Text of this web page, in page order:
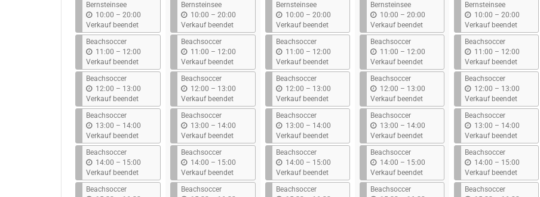
Bernsteinsee
10:00 – b
i
s
20:00
Verkauf beendet
Beachsoccer
11:00 – b
i
s
12:00
Verkauf beendet
Beachsoccer
12:00 – b
i
s
13:00
Verkauf beendet
Beachsoccer
13:00 – b
i
s
14:00
Verkauf beendet
Beachsoccer
14:00 – b
i
s
15:00
Verkauf beendet
Beachsoccer
Bernsteinsee
10:00 – b
i
s
20:00
Verkauf beendet
Beachsoccer
11:00 – b
i
s
12:00
Verkauf beendet
Beachsoccer
12:00 – b
i
s
13:00
Verkauf beendet
Beachsoccer
13:00 – b
i
s
14:00
Verkauf beendet
Beachsoccer
14:00 – b
i
s
15:00
Verkauf beendet
Beachsoccer
Bernsteinsee
10:00 – b
i
s
20:00
Verkauf beendet
Beachsoccer
11:00 – b
i
s
12:00
Verkauf beendet
Beachsoccer
12:00 – b
i
s
13:00
Verkauf beendet
Beachsoccer
13:00 – b
i
s
14:00
Verkauf beendet
Beachsoccer
14:00 – b
i
s
15:00
Verkauf beendet
Beachsoccer
Bernsteinsee
10:00 – b
i
s
20:00
Verkauf beendet
Beachsoccer
11:00 – b
i
s
12:00
Verkauf beendet
Beachsoccer
12:00 – b
i
s
13:00
Verkauf beendet
Beachsoccer
13:00 – b
i
s
14:00
Verkauf beendet
Beachsoccer
14:00 – b
i
s
15:00
Verkauf beendet
Beachsoccer
Bernsteinsee
10:00 – b
i
s
20:00
Verkauf beendet
Beachsoccer
11:00 – b
i
s
12:00
Verkauf beendet
Beachsoccer
12:00 – b
i
s
13:00
Verkauf beendet
Beachsoccer
13:00 – b
i
s
14:00
Verkauf beendet
Beachsoccer
14:00 – b
i
s
15:00
Verkauf beendet
Beachsoccer